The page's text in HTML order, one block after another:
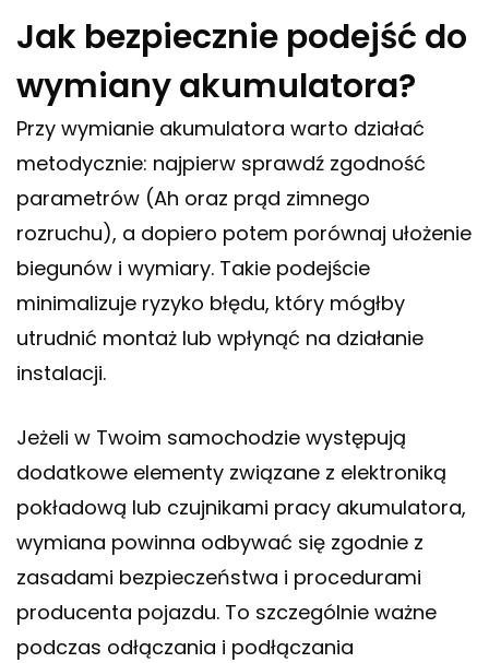
Jak bezpiecznie podejść do
wymiany akumulatora?
Przy wymianie akumulatora warto działać
metodycznie: najpierw sprawdź zgodność
parametrów (Ah oraz prąd zimnego
rozruchu), a dopiero potem porównaj ułożenie
biegunów i wymiary. Takie podejście
minimalizuje ryzyko błędu, który mógłby
utrudnić montaż lub wpłynąć na działanie
instalacji.
Jeżeli w Twoim samochodzie występują
dodatkowe elementy związane z elektroniką
pokładową lub czujnikami pracy akumulatora,
wymiana powinna odbywać się zgodnie z
zasadami bezpieczeństwa i procedurami
producenta pojazdu. To szczególnie ważne
podczas odłączania i podłączania